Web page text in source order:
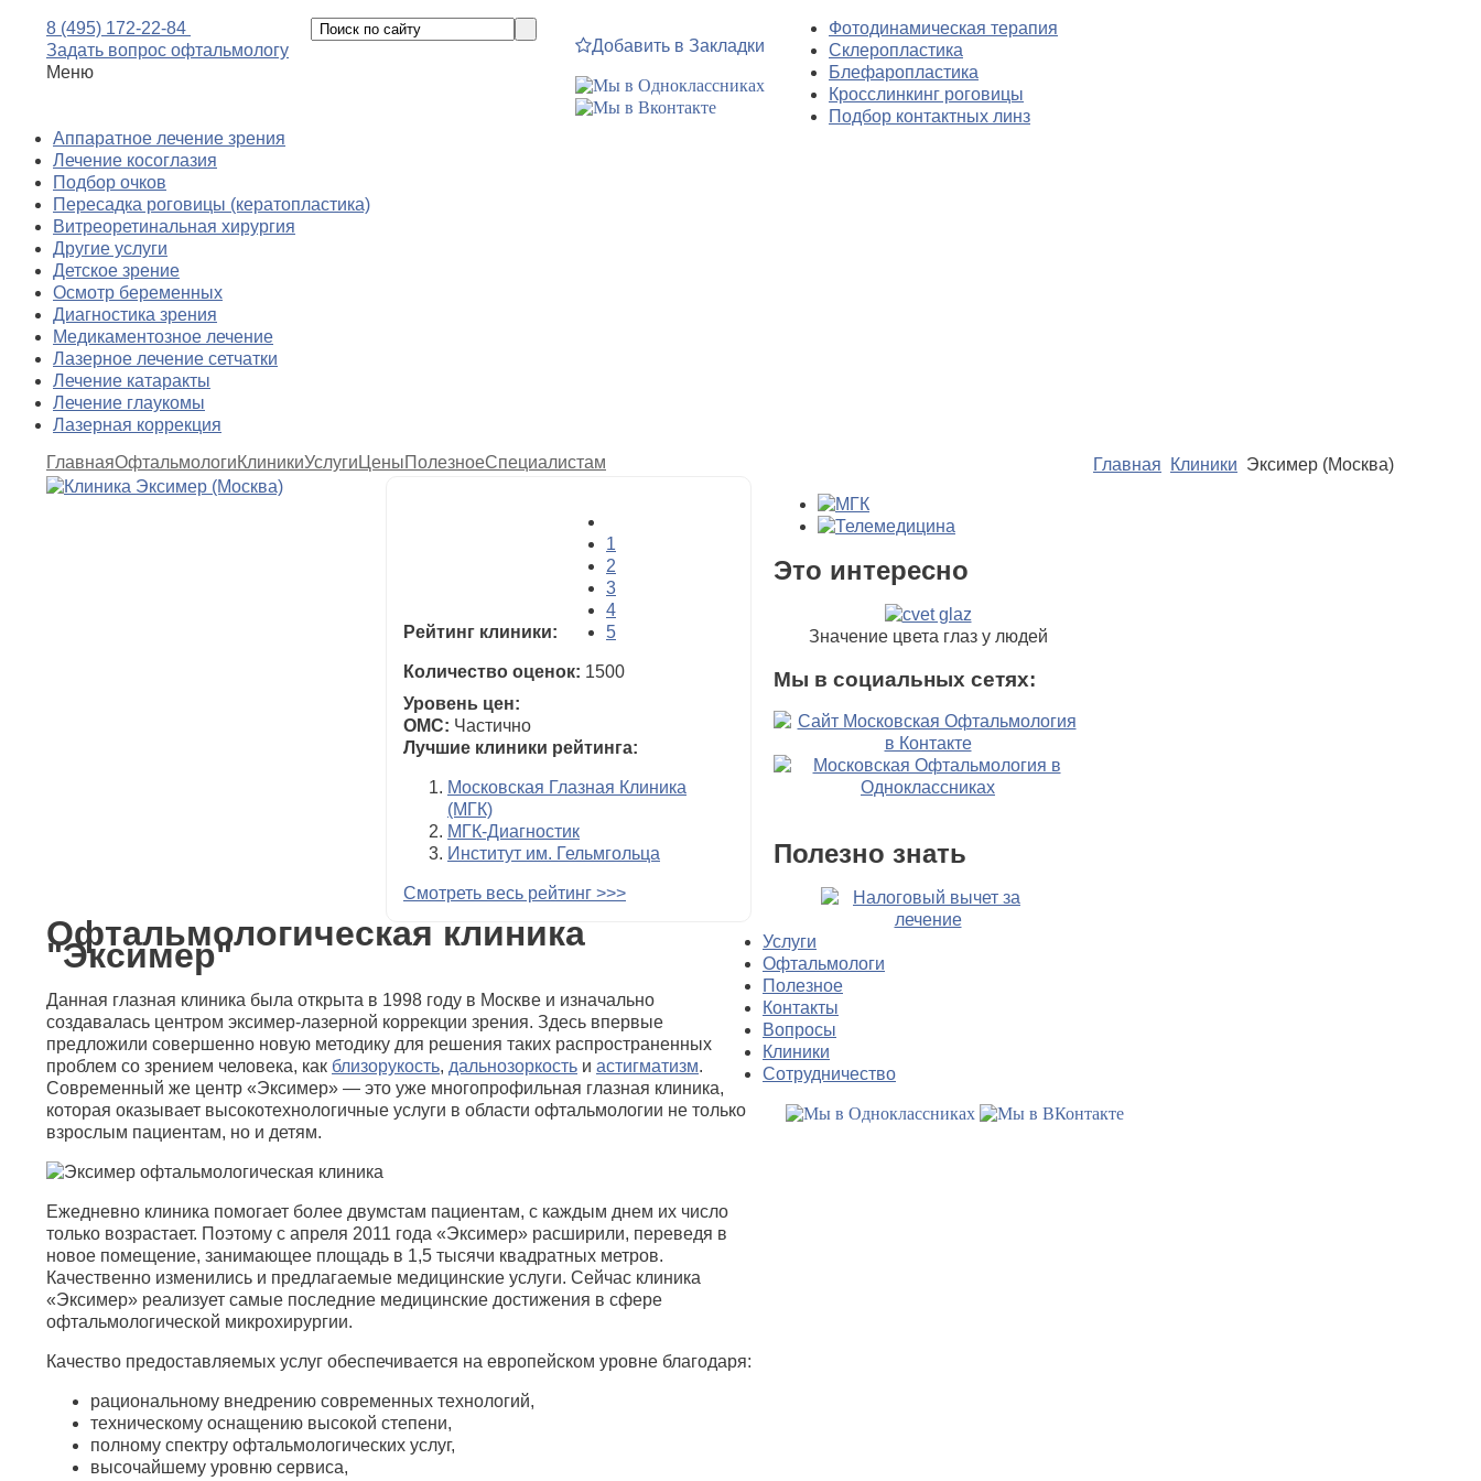
8 (495) 172-22-84
Задать вопрос офтальмологу
Меню
Добавить в Закладки
Фотодинамическая терапия
Склеропластика
Блефаропластика
Кросслинкинг роговицы
Подбор контактных линз
Аппаратное лечение зрения
Лечение косоглазия
Подбор очков
Пересадка роговицы (кератопластика)
Витреоретинальная хирургия
Другие услуги
Детское зрение
Осмотр беременных
Диагностика зрения
Медикаментозное лечение
Лазерное лечение сетчатки
Лечение катаракты
Лечение глаукомы
Лазерная коррекция
ГлавнаяОфтальмологиКлиникиУслуги ЦеныПолезноеСпециалистам Главная Клиники Эксимер (Москва)
Рейтинг клиники:
1
2
3
4
5
Количество оценок: 1500
Уровень цен:
ОМС: Частично
Лучшие клиники рейтинга:
Московская Глазная Клиника
(МГК)
МГК-Диагностик
Институт им. Гельмгольца
Смотреть весь рейтинг >>>
Офтальмологическая клиника
"Эксимер"
Данная глазная клиника была открыта в 1998 году в Москве и изначально
создавалась центром эксимер-лазерной коррекции зрения. Здесь впервые
предложили совершенно новую методику для решения таких распространенных
проблем со зрением человека, как близорукость, дальнозоркость и астигматизм.
Современный же центр «Эксимер» — это уже многопрофильная глазная клиника,
которая оказывает высокотехнологичные услуги в области офтальмологии не только
взрослым пациентам, но и детям.
Ежедневно клиника помогает более двумстам пациентам, с каждым днем их число
только возрастает. Поэтому с апреля 2011 года «Эксимер» расширили, переведя в
новое помещение, занимающее площадь в 1,5 тысячи квадратных метров.
Качественно изменились и предлагаемые медицинские услуги. Сейчас клиника
«Эксимер» реализует самые последние медицинские достижения в сфере
офтальмологической микрохирургии.
Качество предоставляемых услуг обеспечивается на европейском уровне благодаря:
рациональному внедрению современных технологий,
техническому оснащению высокой степени,
полному спектру офтальмологических услуг,
высочайшему уровню сервиса,
Это интересно
Значение цвета глаз у людей
Мы в социальных сетях:
Полезно знать
Услуги
Офтальмологи
Полезное
Контакты
Вопросы
Клиники
Сотрудничество